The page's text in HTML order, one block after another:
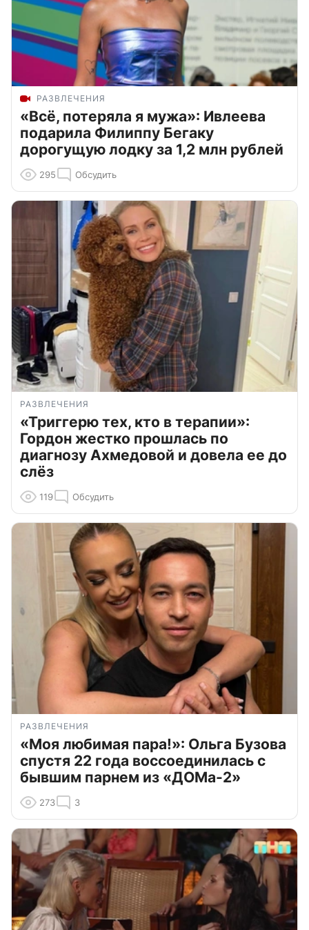
РАЗВЛЕЧЕНИЯ
«Всё, потеряла я мужа»: Ивлеева
подарила Филиппу Бегаку
дорогущую лодку за 1,2 млн рублей
295 Обсудить
РАЗВЛЕЧЕНИЯ
«Триггерю тех, кто в терапии»:
Гордон жестко прошлась по
диагнозу Ахмедовой и довела ее до
слёз
119 Обсудить
РАЗВЛЕЧЕНИЯ
«Моя любимая пара!»: Ольга Бузова
спустя 22 года воссоединилась с
бывшим парнем из «ДОМа-2»
273 3